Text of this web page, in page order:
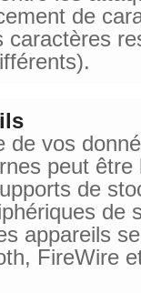
de
caractères
de vos
peut être
de
de
appareils se
FireWire